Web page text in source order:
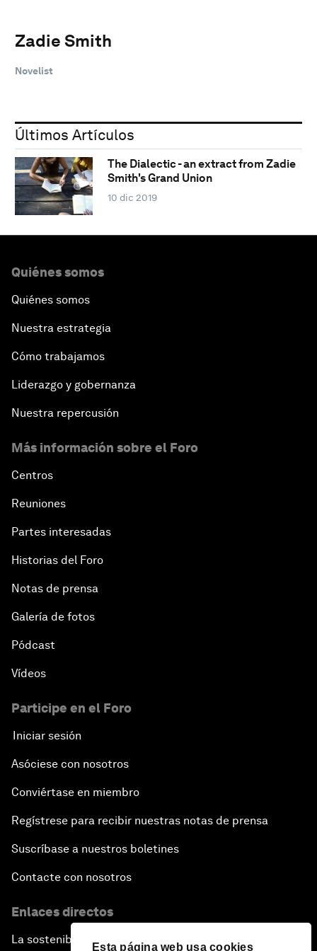
Esta página web usa cookies
Zadie Smith
Novelist
Últimos Artículos
The Dialectic - an extract from Zadie
Smith's Grand Union
10 dic 2019
Quiénes somos
Quiénes somos
Nuestra estrategia
Cómo trabajamos
Liderazgo y gobernanza
Nuestra repercusión
Más información sobre el Foro
Centros
Reuniones
Partes interesadas
Historias del Foro
Notas de prensa
Galería de fotos
Pódcast
Vídeos
Participe en el Foro
Iniciar sesión
Asóciese con nosotros
Conviértase en miembro
Regístrese para recibir nuestras notas de prensa
Suscríbase a nuestros boletines
Contacte con nosotros
Enlaces directos
La sostenibilidad en el Foro